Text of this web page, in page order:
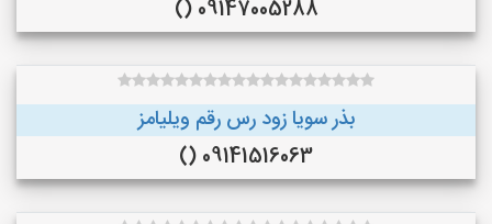
09147005288 ()
بذر سویا زود رس رقم ویلیامز
09141516063 ()